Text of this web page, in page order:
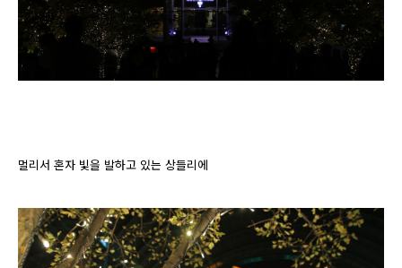
멀리서 혼자 빛을 발하고 있는 상들리에